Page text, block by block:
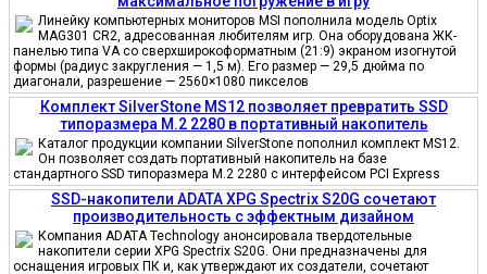
Линейку компьютерных мониторов MSI пополнила модель Optix
MAG301 CR2, адресованная любителям игр. Она оборудована ЖК-
панелью типа VA со сверхширокоформатным (21:9) экраном изогнутой
формы (радиус закругления — 1,5 м). Его размер — 29,5 дюйма по
диагонали, разрешение — 2560×1080 пикселов
Комплект SilverStone MS12 позволяет превратить SSD
типоразмера M.2 2280 в портативный накопитель
Каталог продукции компании SilverStone пополнил комплект MS12.
Он позволяет создать портативный накопитель на базе
стандартного SSD типоразмера M.2 2280 с интерфейсом PCI Express
SSD-накопители ADATA XPG Spectrix S20G сочетают
производительность с эффектным дизайном
Компания ADATA Technology анонсировала твердотельные
накопители серии XPG Spectrix S20G. Они предназначены для
оснащения игровых ПК и, как утверждают их создатели, сочетают